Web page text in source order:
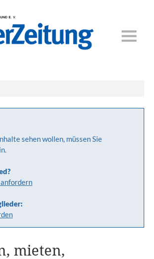
sehen wollen, müssen Sie
mieten,